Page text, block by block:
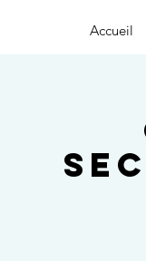
Accueil